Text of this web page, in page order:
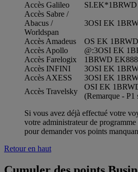
Accès Galileo
Accès Sabre /
Abacus /
Worldspan
3OSI EK
Accès Amadeus
OS EK
Accès Apollo
@:3OSI EK
Accès Farelogix
1BRWD
Accès INFINI
3OSI EK
Accès AXESS
3OSI EK
Accès Travelsky
OSI EK
(Remarque - P1
Si vous avez déjà effectué votre
votre administrateur de programme
pour demander vos points
Retour en haut